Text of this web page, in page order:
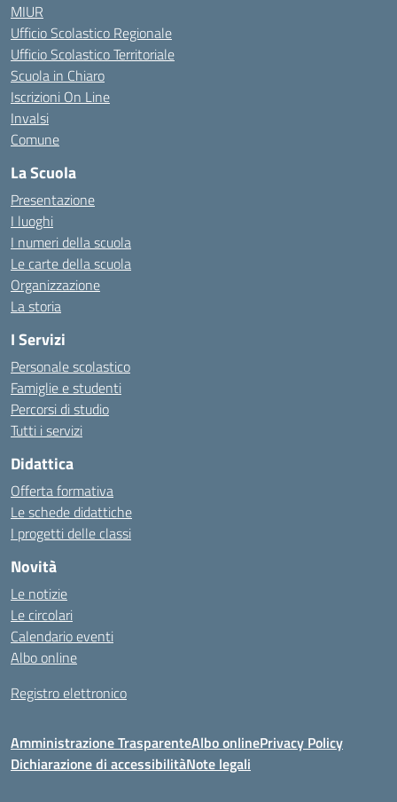
MIUR
Ufficio Scolastico Regionale
Ufficio Scolastico Territoriale
Scuola in Chiaro
Iscrizioni On Line
Invalsi
Comune
La Scuola
Presentazione
I luoghi
I numeri della scuola
Le carte della scuola
Organizzazione
La storia
I Servizi
Personale scolastico
Famiglie e studenti
Percorsi di studio
Tutti i servizi
Didattica
Offerta formativa
Le schede didattiche
I progetti delle classi
Novità
Le notizie
Le circolari
Calendario eventi
Albo online
Registro elettronico
Amministrazione TrasparenteAlbo onlinePrivacy Policy
Dichiarazione di accessibilitàNote legali